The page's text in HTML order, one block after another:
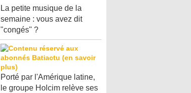
La petite musique de la
semaine : vous avez dit
"congés" ?
Porté par l'Amérique latine,
le groupe Holcim relève ses